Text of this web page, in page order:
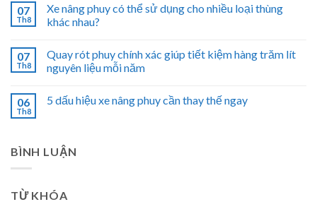
07
Th8
Xe nâng phuy có thể sử dụng cho nhiều loại thùng
khác nhau?
07
Th8
Quay rót phuy chính xác giúp tiết kiệm hàng trăm lít
nguyên liệu mỗi năm
06
Th8
5 dấu hiệu xe nâng phuy cần thay thế ngay
BÌNH LUẬN
TỪ KHÓA